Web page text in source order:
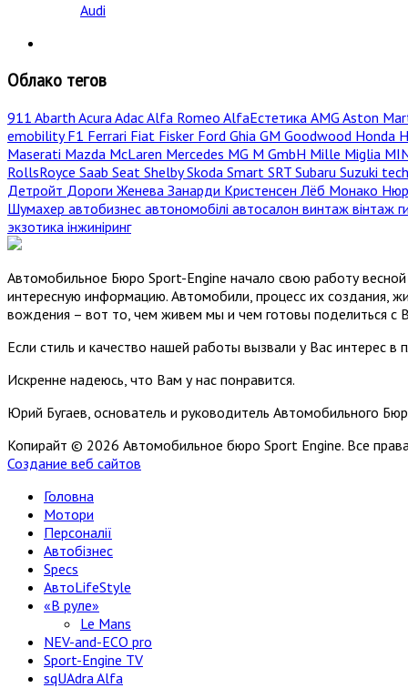
Audi
Облако тегов
911 Abarth Acura AdacAlfa Romeo AlfaЕстетика AMG Aston
emobilityF1 Ferrari Fiat Fisker Ford Ghia GM Goodwood Honda
Maserati Mazda McLaren Mercedes MG M GmbH Mille Miglia
RollsRoyce Saab Seat ShelbySkoda Smart SRT Subaru Suzuki
Детройт Дороги Женева Занарди Кристенсен Лёб Монако
Шумахер автобизнес автономобілі автосалон винтаж вінтаж
экзотика інжиніринг
Автомобильное Бюро Sport-Engine начало свою работу
интересную информацию. Автомобили, процесс их создания,
вождения – вот то, чем живем мы и чем готовы поделиться с
Если стиль и качество нашей работы вызвали у Вас интерес в
Искренне надеюсь, что Вам у нас понравится.
Юрий Бугаев, основатель и руководитель Автомобильного
Копирайт © 2026 Автомобильное бюро Sport Engine. Все
Создание веб сайтов
Головна
Мотори
Персоналії
Автобізнес
Specs
АвтоLifeStyle
«В руле»
Le Mans
NEV-and-ECO pro
Sport-Engine TV
sqUAdra Alfa